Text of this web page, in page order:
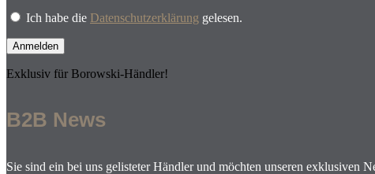
Ich habe die Datenschutzerklärung gelesen.
Exklusiv für Borowski-Händler!
B2B News
Sie sind ein bei uns gelisteter Händler und möchten unseren exklusiven